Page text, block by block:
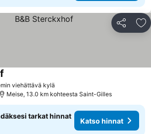
Jaa
viehättävä kylä
Meise, 13.0 km kohteesta Saint-Gilles
tarkat hinnat
Katso hinnat